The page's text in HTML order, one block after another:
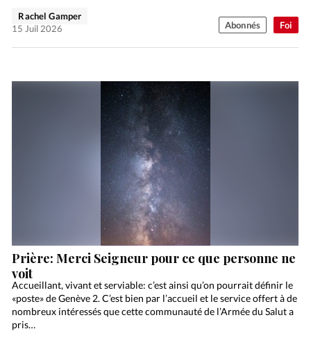
Foi
Rachel Gamper
15 Juil 2026
Abonnés
Prière: Merci Seigneur pour ce que personne ne
voit
Accueillant, vivant et serviable: c’est ainsi qu’on pourrait définir le
«poste» de Genève 2. C’est bien par l’accueil et le service offert à de
nombreux intéressés que cette communauté de l’Armée du Salut a
pris…